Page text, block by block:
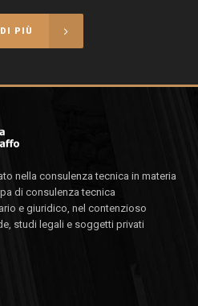
PIÙ
nella consulenza tecnica in materia
di consulenza tecnica
e giuridico, nel contenzioso
studi legali e soggetti privati